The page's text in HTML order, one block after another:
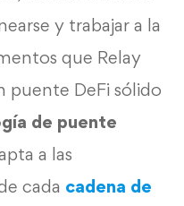
y trabajar a la
que Relay
puente DeFi sólido
de puente
a las
cada cadena de